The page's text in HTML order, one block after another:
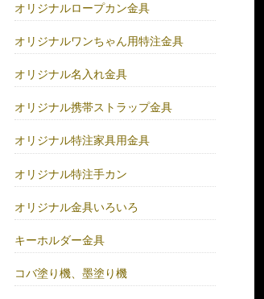
オリジナルロープカン金具
オリジナルワンちゃん用特注金具
オリジナル名入れ金具
オリジナル携帯ストラップ金具
オリジナル特注家具用金具
オリジナル特注手カン
オリジナル金具いろいろ
キーホルダー金具
コバ塗り機、墨塗り機